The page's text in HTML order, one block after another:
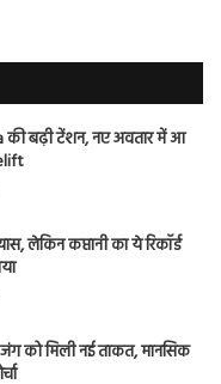
बढ़ी टेंशन, नए अवतार में आ
लेकिन कप्तानी का ये रिकॉर्ड
को मिली नई ताकत, मानसिक